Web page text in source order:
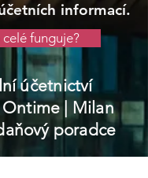
informací.
funguje?
účetnictví
Ontime| Milan
poradce